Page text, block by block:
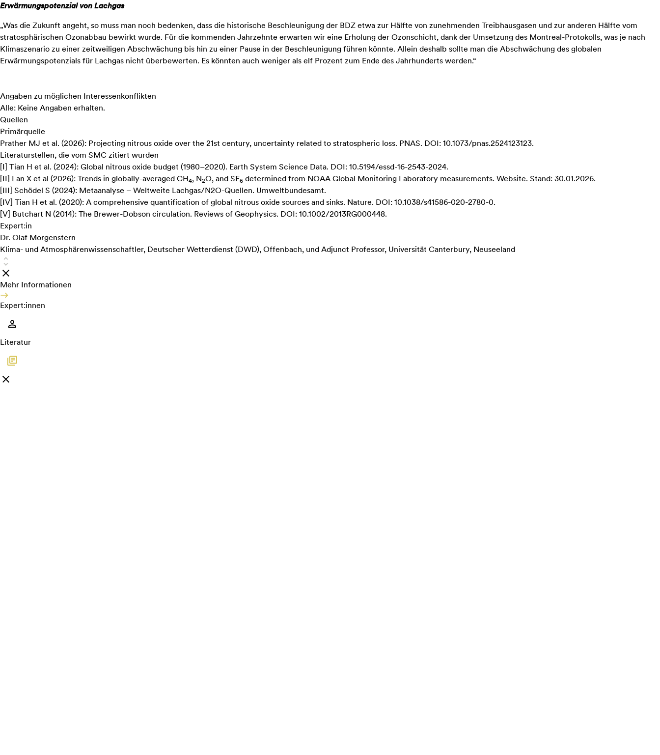
Erwärmungspotenzial von Lachgas
„Was die Zukunft angeht, so muss man noch bedenken, dass die historische Beschleunigung der BDZ etwa zur Hälfte von zunehmenden Treibhausgasen und zur anderen Hälfte vom
stratosphärischen Ozonabbau bewirkt wurde. Für die kommenden Jahrzehnte erwarten wir eine Erholung der Ozonschicht, dank der Umsetzung des Montreal-Protokolls, was je nach
Klimaszenario zu einer zeitweiligen Abschwächung bis hin zu einer Pause in der Beschleunigung führen könnte. Allein deshalb sollte man die Abschwächung des globalen
Erwärmungspotenzials für Lachgas nicht überbewerten. Es könnten auch weniger als elf Prozent zum Ende des Jahrhunderts werden.“
Angaben zu möglichen Interessenkonflikten
Alle: Keine Angaben erhalten.
Quellen
Primärquelle
Prather MJ et al. (2026): Projecting nitrous oxide over the 21st century, uncertainty related to stratospheric loss. PNAS. DOI: 10.1073/pnas.2524123123.
Literaturstellen, die vom SMC zitiert wurden
[I] Tian H et al. (2024): Global nitrous oxide budget (1980–2020). Earth System Science Data. DOI: 10.5194/essd-16-2543-2024.
[II] Lan X et al (2026): Trends in globally-averaged CH4, N2O, and SF6 determined from NOAA Global Monitoring Laboratory measurements. Website. Stand: 30.01.2026.
[III] Schödel S (2024): Metaanalyse – Weltweite Lachgas/N2O-Quellen. Umweltbundesamt.
[IV] Tian H et al. (2020): A comprehensive quantification of global nitrous oxide sources and sinks. Nature. DOI: 10.1038/s41586-020-2780-0.
[V] Butchart N (2014): The Brewer-Dobson circulation. Reviews of Geophysics. DOI: 10.1002/2013RG000448.
Expert:in
Dr. Olaf Morgenstern
Klima- und Atmosphärenwissenschaftler, Deutscher Wetterdienst (DWD), Offenbach, und Adjunct Professor, Universität Canterbury, Neuseeland
Mehr Informationen
Expert:innen
Literatur